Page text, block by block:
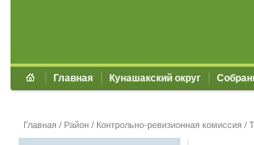
Главная Кунашакский округ
Главная / Район / Контрольно-ревизионная комиссия /